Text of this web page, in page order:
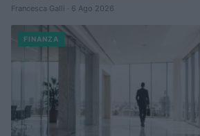
Francesca Galli · 6 Ago 2026
FINANZA